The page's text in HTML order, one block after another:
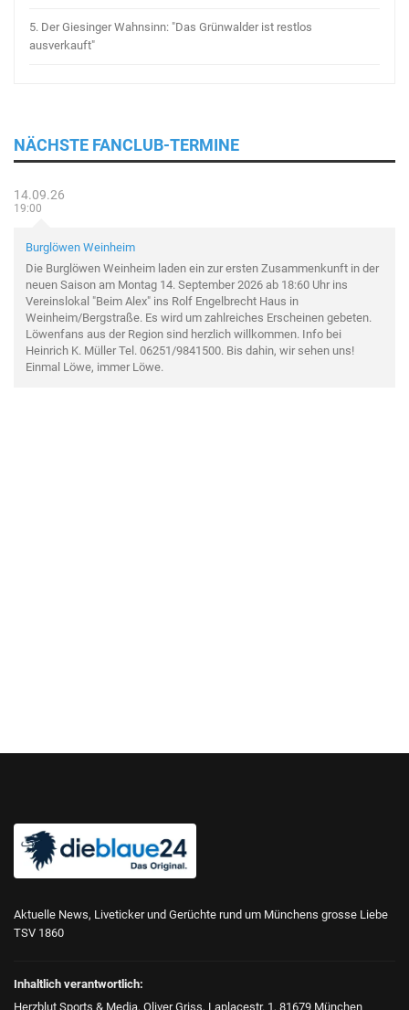
5. Der Giesinger Wahnsinn: "Das Grünwalder ist restlos
ausverkauft"
NÄCHSTE FANCLUB-TERMINE
14.09.26
19:00
Burglöwen Weinheim
Die Burglöwen Weinheim laden ein zur ersten Zusammenkunft in der
neuen Saison am Montag 14. September 2026 ab 18:60 Uhr ins
Vereinslokal "Beim Alex" ins Rolf Engelbrecht Haus in
Weinheim/Bergstraße. Es wird um zahlreiches Erscheinen gebeten.
Löwenfans aus der Region sind herzlich willkommen. Info bei
Heinrich K. Müller Tel. 06251/9841500. Bis dahin, wir sehen uns!
Einmal Löwe, immer Löwe.
Aktuelle News, Liveticker und Gerüchte rund um Münchens grosse Liebe
TSV 1860
Inhaltlich verantwortlich:
Herzblut Sports & Media, Oliver Griss, Laplacestr. 1, 81679 München